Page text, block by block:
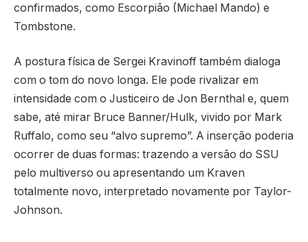
confirmados, como Escorpião (Michael Mando) e
Tombstone.
A postura física de Sergei Kravinoff também dialoga
com o tom do novo longa. Ele pode rivalizar em
intensidade com o Justiceiro de Jon Bernthal e, quem
sabe, até mirar Bruce Banner/Hulk, vivido por Mark
Ruffalo, como seu “alvo supremo”. A inserção poderia
ocorrer de duas formas: trazendo a versão do SSU
pelo multiverso ou apresentando um Kraven
totalmente novo, interpretado novamente por Taylor-
Johnson.